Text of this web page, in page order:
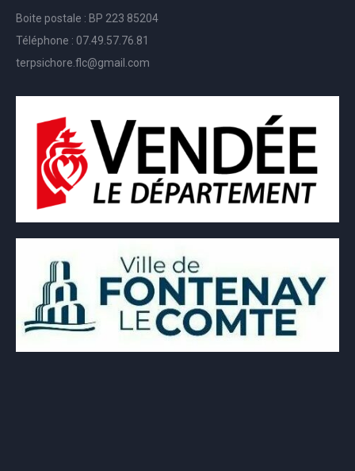
Boite postale : BP 223 85204
Téléphone : 07.49.57.76.81
terpsichore.flc@gmail.com